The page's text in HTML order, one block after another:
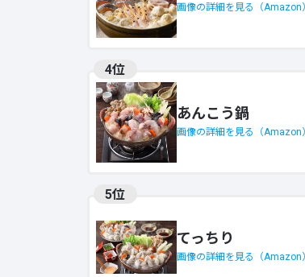
画像の詳細を見る（Amazon）
4位
あんこう鍋
画像の詳細を見る（Amazon）
5位
てっちり
画像の詳細を見る（Amazon）